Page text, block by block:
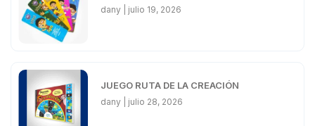
dany julio 19, 2026
JUEGO RUTA DE LA CREACIÓN
dany julio 28, 2026